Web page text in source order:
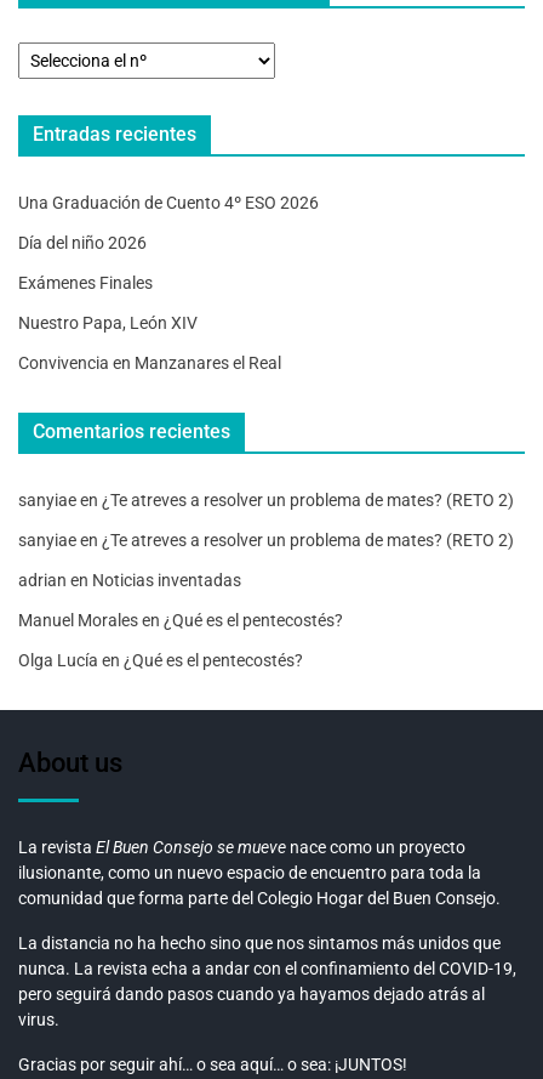
Entradas recientes
Una Graduación de Cuento 4º ESO 2026
Día del niño 2026
Exámenes Finales
Nuestro Papa, León XIV
Convivencia en Manzanares el Real
Comentarios recientes
sanyiaeen ¿Te atreves a resolver un problema de mates? (RETO 2)
sanyiaeen ¿Te atreves a resolver un problema de mates? (RETO 2)
adrian en Noticias inventadas
Manuel Moralesen ¿Qué es el pentecostés?
Olga Lucía en ¿Qué es el pentecostés?
About us
La revista El Buen Consejo se mueve nace como un proyecto
ilusionante, como un nuevo espacio de encuentro para toda la
comunidad que forma parte del Colegio Hogar del Buen Consejo.
La distancia no ha hecho sino que nos sintamos más unidos que
nunca. La revista echa a andar con el confinamiento del COVID-19,
pero seguirá dando pasos cuando ya hayamos dejado atrás al
virus.
Gracias por seguir ahí… o sea aquí… o sea: ¡JUNTOS!